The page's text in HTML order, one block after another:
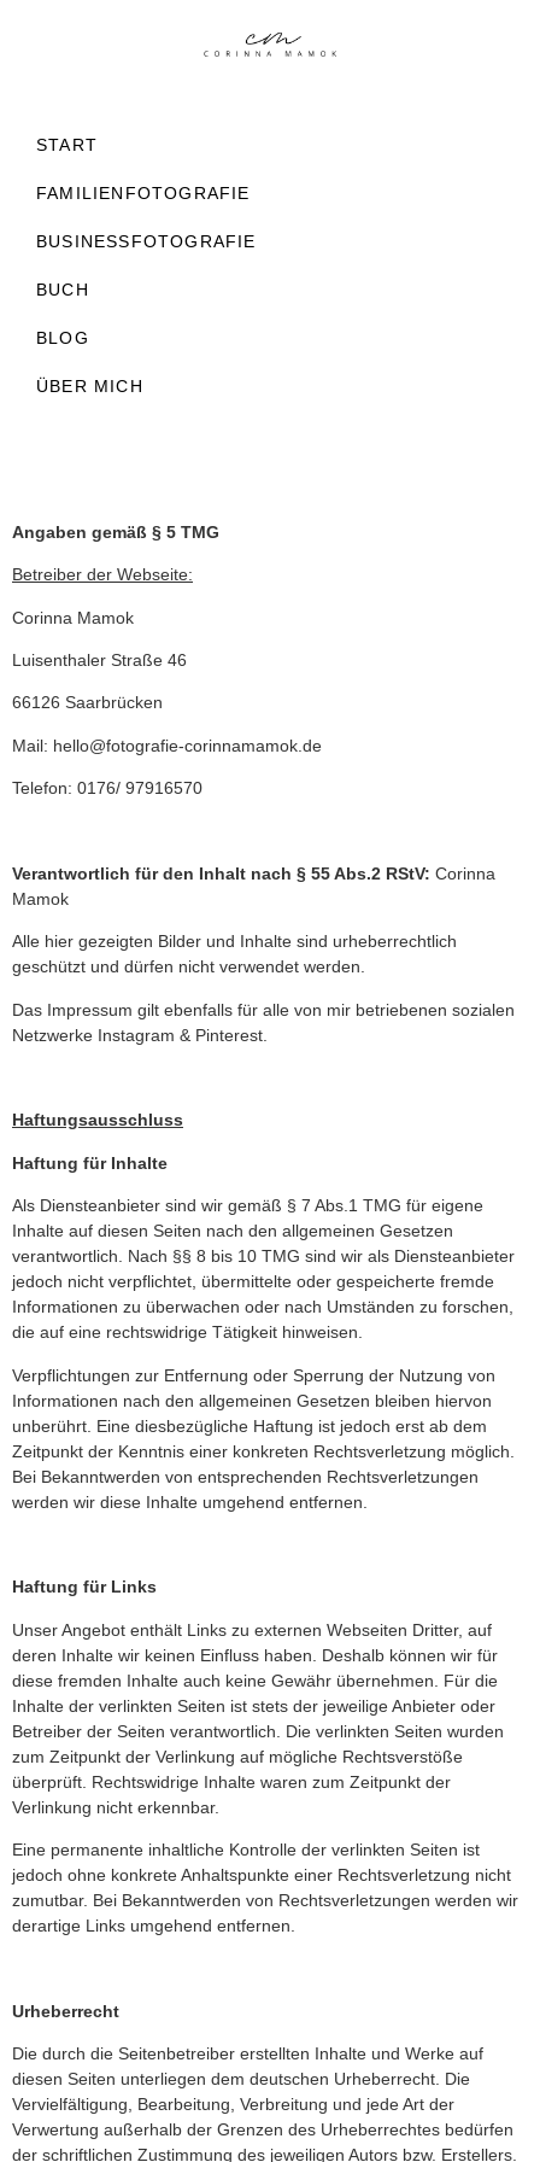
START
FAMILIENFOTOGRAFIE
BUSINESSFOTOGRAFIE
BUCH
BLOG
ÜBER MICH
Angaben gemäß § 5 TMG
Betreiber der Webseite:
Corinna Mamok
Luisenthaler Straße 46
66126 Saarbrücken
Mail: hello@fotografie-corinnamamok.de
Telefon: 0176/ 97916570
Verantwortlich für den Inhalt nach § 55 Abs.2 RStV: Corinna
Mamok
Alle hier gezeigten Bilder und Inhalte sind urheberrechtlich
geschützt und dürfen nicht verwendet werden.
Das Impressum gilt ebenfalls für alle von mir betriebenen sozialen
Netzwerke Instagram & Pinterest.
Haftungsausschluss
Haftung für Inhalte
Als Diensteanbieter sind wir gemäß § 7 Abs.1 TMG für eigene
Inhalte auf diesen Seiten nach den allgemeinen Gesetzen
verantwortlich. Nach §§ 8 bis 10 TMG sind wir als Diensteanbieter
jedoch nicht verpflichtet, übermittelte oder gespeicherte fremde
Informationen zu überwachen oder nach Umständen zu forschen,
die auf eine rechtswidrige Tätigkeit hinweisen.
Verpflichtungen zur Entfernung oder Sperrung der Nutzung von
Informationen nach den allgemeinen Gesetzen bleiben hiervon
unberührt. Eine diesbezügliche Haftung ist jedoch erst ab dem
Zeitpunkt der Kenntnis einer konkreten Rechtsverletzung möglich.
Bei Bekanntwerden von entsprechenden Rechtsverletzungen
werden wir diese Inhalte umgehend entfernen.
Haftung für Links
Unser Angebot enthält Links zu externen Webseiten Dritter, auf
deren Inhalte wir keinen Einfluss haben. Deshalb können wir für
diese fremden Inhalte auch keine Gewähr übernehmen. Für die
Inhalte der verlinkten Seiten ist stets der jeweilige Anbieter oder
Betreiber der Seiten verantwortlich. Die verlinkten Seiten wurden
zum Zeitpunkt der Verlinkung auf mögliche Rechtsverstöße
überprüft. Rechtswidrige Inhalte waren zum Zeitpunkt der
Verlinkung nicht erkennbar.
Eine permanente inhaltliche Kontrolle der verlinkten Seiten ist
jedoch ohne konkrete Anhaltspunkte einer Rechtsverletzung nicht
zumutbar. Bei Bekanntwerden von Rechtsverletzungen werden wir
derartige Links umgehend entfernen.
Urheberrecht
Die durch die Seitenbetreiber erstellten Inhalte und Werke auf
diesen Seiten unterliegen dem deutschen Urheberrecht. Die
Vervielfältigung, Bearbeitung, Verbreitung und jede Art der
Verwertung außerhalb der Grenzen des Urheberrechtes bedürfen
der schriftlichen Zustimmung des jeweiligen Autors bzw. Erstellers.